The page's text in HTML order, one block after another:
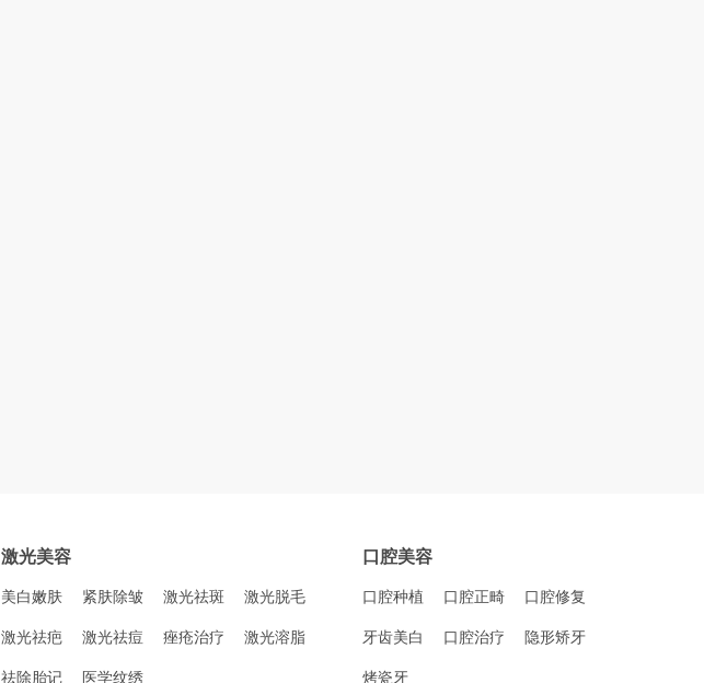
激光美容
美白嫩肤 紧肤除皱 激光祛斑 激光脱毛
激光祛疤 激光祛痘 痤疮治疗 激光溶脂
祛除胎记 医学纹绣
口腔美容
口腔种植 口腔正畸 口腔修复
牙齿美白 口腔治疗 隐形矫牙
烤瓷牙